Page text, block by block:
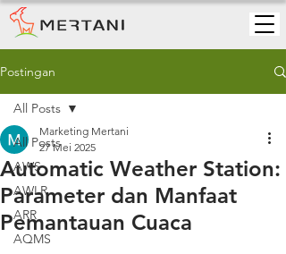
Postingan
All Posts
AWS
AWLR
ARR
AQMS
All Posts
Automatic Weather Station:
Parameter dan Manfaat
Pemantauan Cuaca
Marketing Mertani
27 Mei 2025